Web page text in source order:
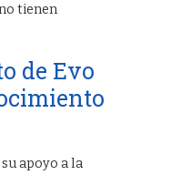
tienen
de Evo
apoyo a la